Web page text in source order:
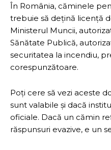
În România, căminele
trebuie să dețină licență
Ministerul Muncii,
Sănătate Publică,
securitatea la incendiu,
corespunzătoare.
Poți cere să vezi aceste
sunt valabile și dacă
oficiale. Dacă un cămin
răspunsuri evazive, e un